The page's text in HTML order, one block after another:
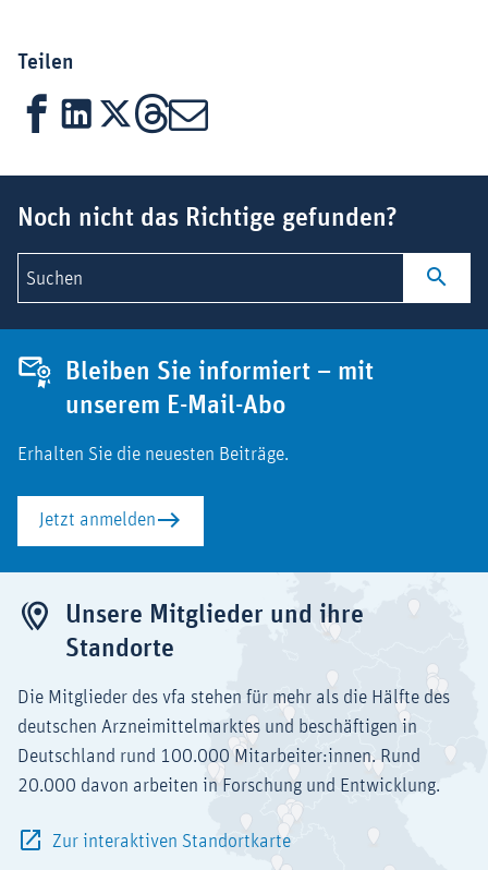
Teilen
FacebookLinkedIn
X Threads
Mail
Noch nicht das Richtige gefunden?
Suchen
Bleiben Sie informiert – mit
unserem E-Mail-Abo
Erhalten Sie die neuesten Beiträge.
Jetzt anmelden
Unsere Mitglieder und ihre
Standorte
Die Mitglieder des vfa stehen für mehr als die Hälfte des
deutschen Arzneimittelmarktes und beschäftigen in
Deutschland rund 100.000 Mitarbeiter:innen. Rund
20.000 davon arbeiten in Forschung und Entwicklung.
Zur interaktiven Standortkarte